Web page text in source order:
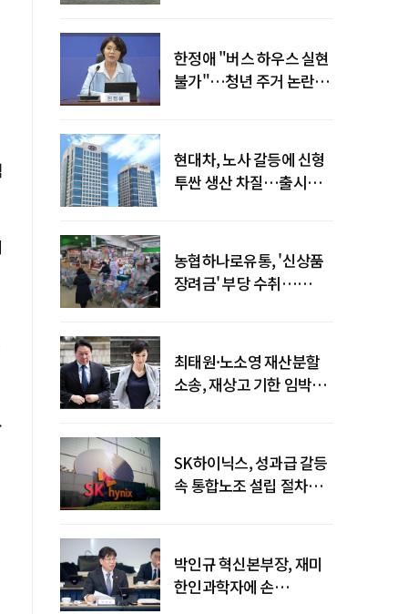
한정애 "버스 하우스 실현
불가"…청년 주거 논란
현대차, 노사 갈등에 신형
투싼 생산 차질…출시
농협하나로유통, '신상품
장려금' 부당 수취…
최태원·노소영 재산분할
소송, 재상고 기한 임박…
SK하이닉스, 성과급 갈등
속 통합노조 설립 절차
박인규 혁신본부장, 재미
한인과학자에 손